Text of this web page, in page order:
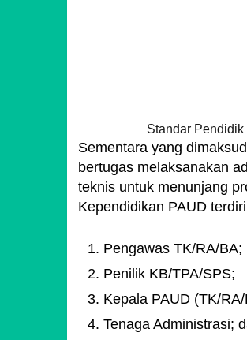
Standar
Sementara yang
bertugas melaksanakan
teknis untuk menunjang
Kependidikan PAUD
Pengawas TK/RA/BA;
Penilik KB/TPA/SPS;
Kepala PAUD (TK/
Tenaga Administrasi;